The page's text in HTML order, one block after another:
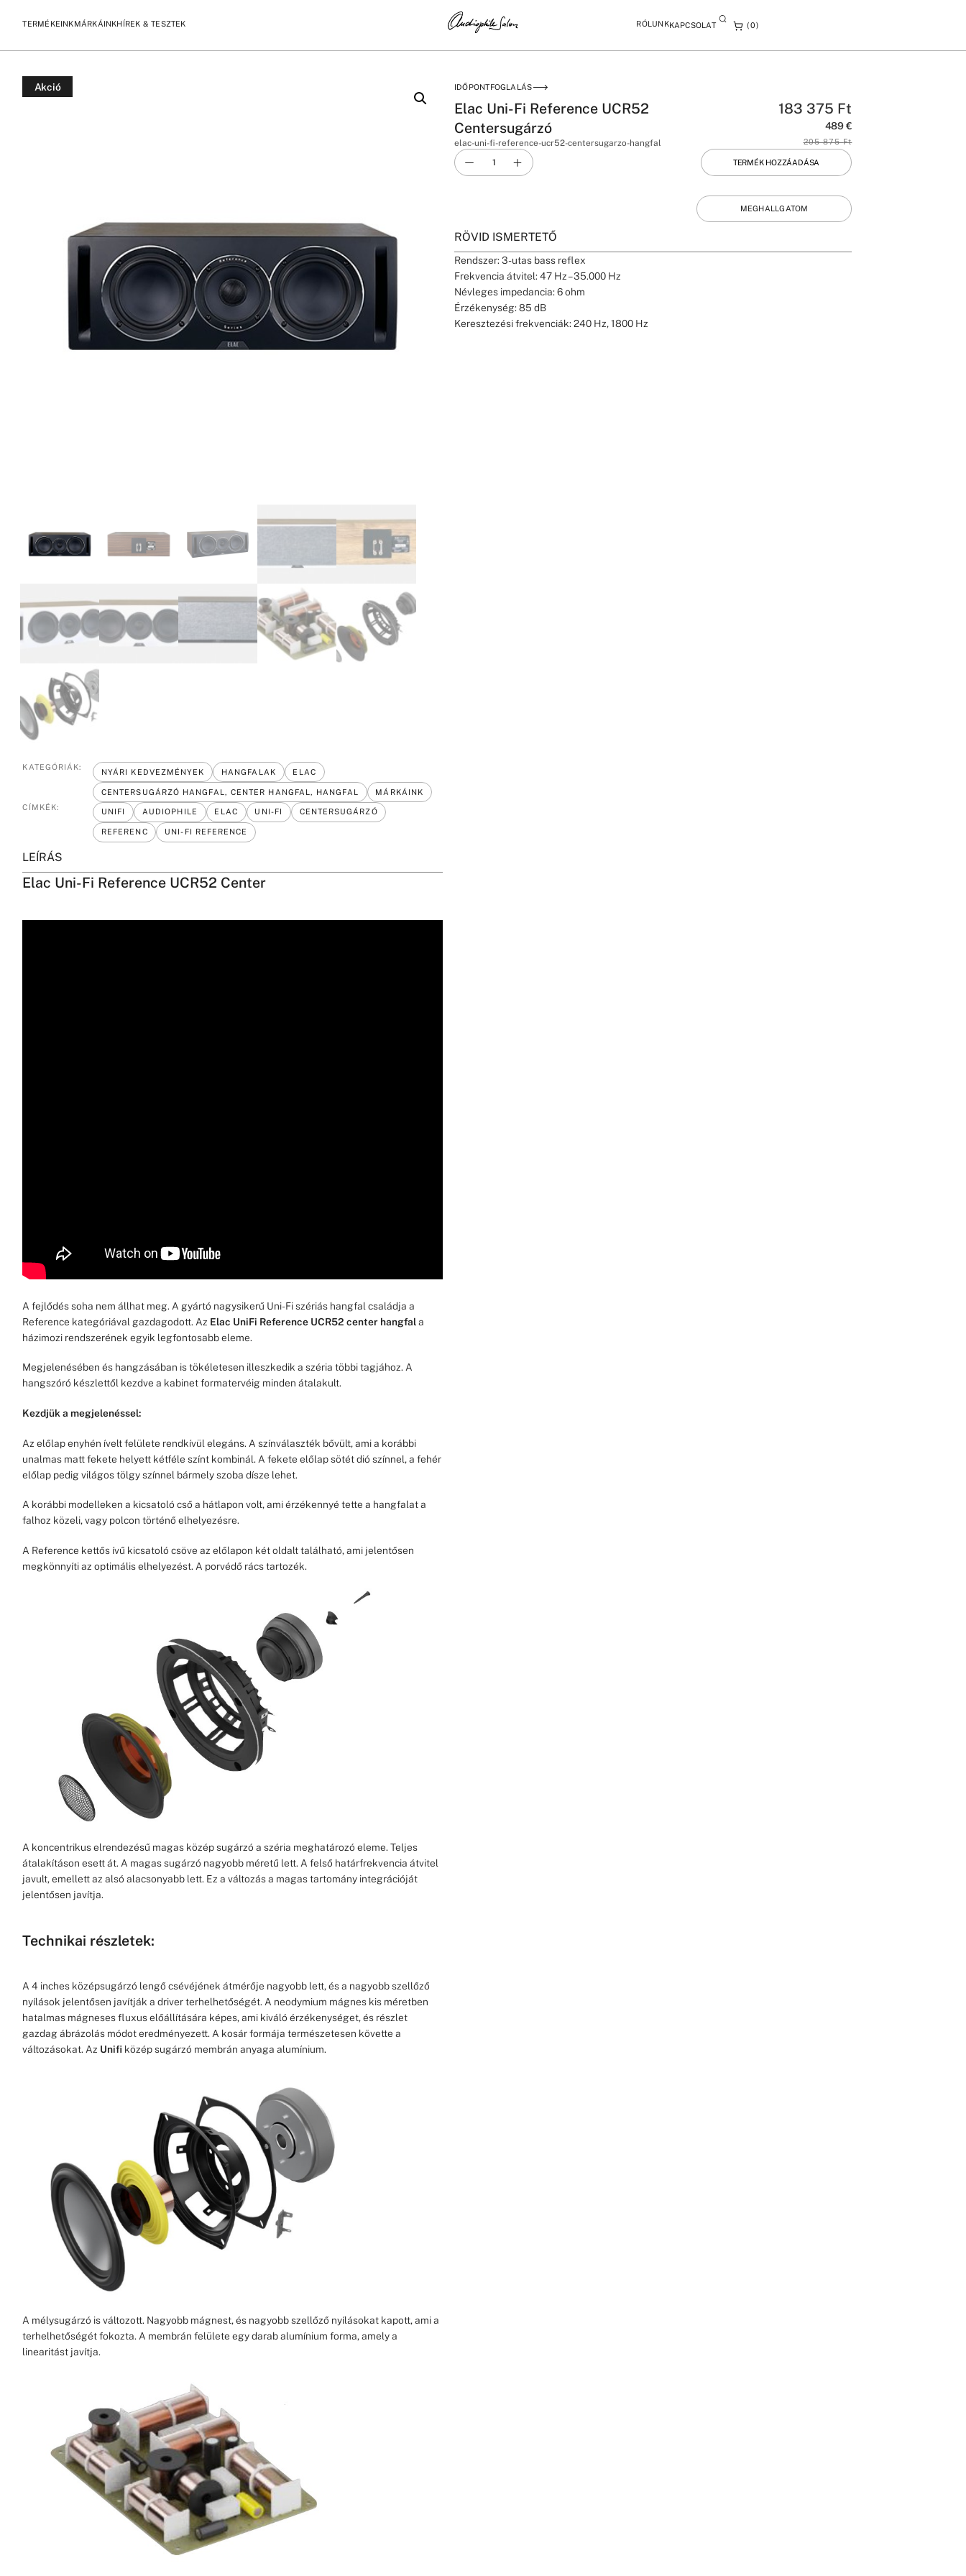
TERMÉKEINKMÁRKÁINKHÍREK & TESZTEK RÓLUNKKAPCSOLAT
0
Akció
KATEGÓRIÁK:
NYÁRI KEDVEZMÉNYEK HANGFALAK ELAC
CENTERSUGÁRZÓ HANGFAL, CENTER HANGFAL, HANGFAL
MÁRKÁINK
CÍMKÉK:
UNIFI AUDIOPHILE ELAC UNI-FI CENTERSUGÁRZÓ
REFERENC UNI-FI REFERENCE
LEÍRÁS
Elac Uni-Fi Reference UCR52 Center
A fejlődés soha nem állhat meg. A gyártó nagysikerű Uni-Fi szériás hangfal családja a
Reference kategóriával gazdagodott. Az Elac UniFi Reference UCR52 center hangfala
házimozi rendszerének egyik legfontosabb eleme.
Megjelenésében és hangzásában is tökéletesen illeszkedik a széria többi tagjához. A
hangszóró készlettől kezdve a kabinet formatervéig minden átalakult.
Kezdjük a megjelenéssel:
Az előlap enyhén ívelt felülete rendkívül elegáns. A színválaszték bővült, ami a korábbi
unalmas matt fekete helyett kétféle színt kombinál. A fekete előlap sötét dió színnel, a fehér
előlap pedig világos tölgy színnel bármely szoba dísze lehet.
A korábbi modelleken a kicsatoló cső a hátlapon volt, ami érzékennyé tette a hangfalat a
falhoz közeli, vagy polcon történő elhelyezésre.
A Reference kettős ívű kicsatoló csöve az előlapon két oldalt található, ami jelentősen
megkönnyíti az optimális elhelyezést. A porvédő rács tartozék.
A koncentrikus elrendezésű magas közép sugárzó a széria meghatározó eleme. Teljes
átalakításon esett át. A magas sugárzó nagyobb méretű lett. A felső határfrekvencia átvitel
javult, emellett az alsó alacsonyabb lett. Ez a változás a magas tartomány integrációját
jelentősen javítja.
Technikai részletek:
A 4 inches középsugárzó lengő csévéjének átmérője nagyobb lett, és a nagyobb szellőző
nyílások jelentősen javítják a driver terhelhetőségét. A neodymium mágnes kis méretben
hatalmas mágneses fluxus előállítására képes, ami kiváló érzékenységet, és részlet
gazdag ábrázolás módot eredményezett. A kosár formája természetesen követte a
változásokat. Az Unifi közép sugárzó membrán anyaga alumínium.
A mélysugárzó is változott. Nagyobb mágnest, és nagyobb szellőző nyílásokat kapott, ami a
terhelhetőségét fokozta. A membrán felülete egy darab alumínium forma, amely a
linearitást javítja.
IDŐPONTFOGLALÁS
Elac Uni-Fi Reference UCR52
Centersugárzó
elac-uni-fi-reference-ucr52-centersugarzo-hangfal 205 875Ft
183 375 Ft
489€
TERMÉK HOZZÁADÁSA
MEGHALLGATOM
RÖVID ISMERTETŐ
Rendszer: 3-utas bass reflex
Frekvencia átvitel: 47 Hz – 35.000 Hz
Névleges impedancia: 6 ohm
Érzékenység: 85 dB
Keresztezési frekvenciák: 240 Hz, 1800 Hz